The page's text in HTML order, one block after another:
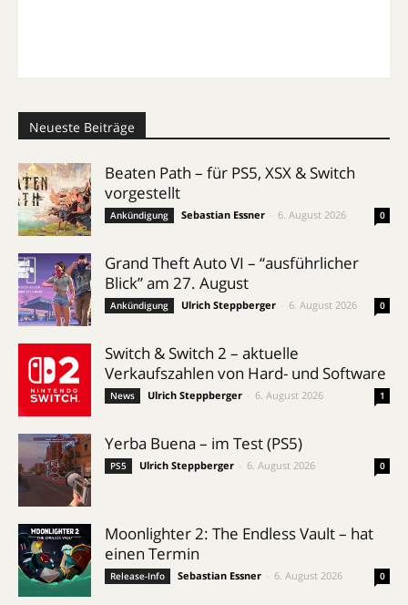
Neueste Beiträge
Beaten Path – für PS5, XSX & Switch
vorgestellt
Ankündigung Sebastian Essner 6. August 2026 0
Grand Theft Auto VI – “ausführlicher
Blick” am 27. August
Ankündigung Ulrich Steppberger 6. August 2026 0
Switch & Switch 2 – aktuelle
Verkaufszahlen von Hard- und Software
News Ulrich Steppberger 6. August 2026 1
Yerba Buena – im Test (PS5)
PS5 Ulrich Steppberger 6. August 2026 0
Moonlighter 2: The Endless Vault – hat
einen Termin
Release-Info Sebastian Essner 6. August 2026 0